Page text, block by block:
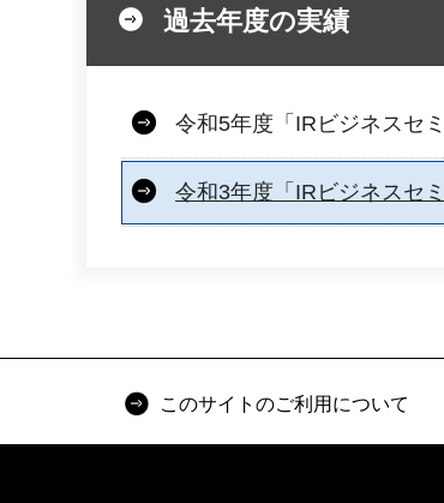
過去年度の実績
令和5年度「IRビジネスセ
令和3年度「IRビジネスセ
このサイトのご利用について